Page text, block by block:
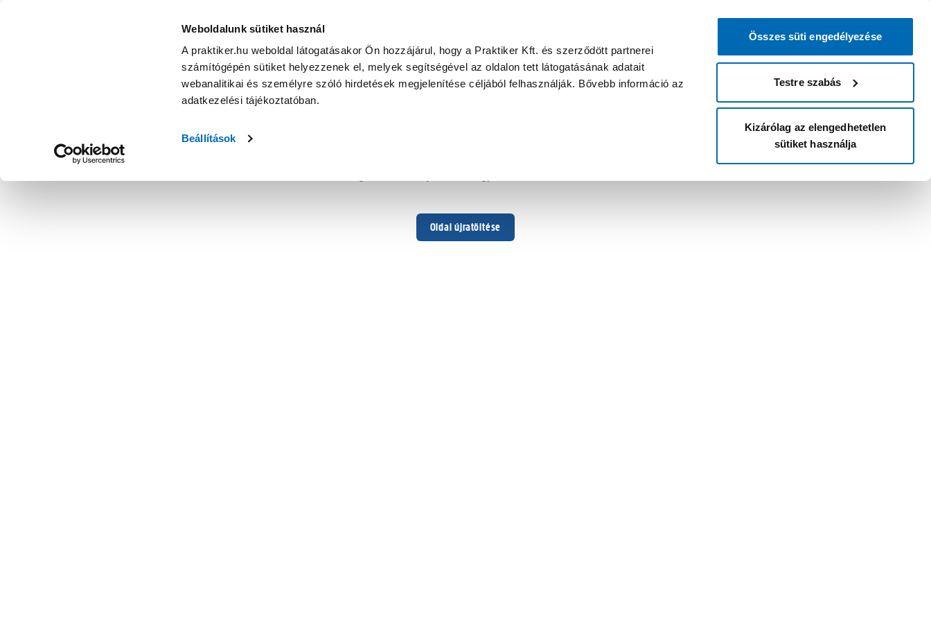
Weboldalunk sütiket használ
A praktiker.hu weboldal látogatásakor Ön hozzájárul, hogy a Praktiker Kft. és szerződött partnerei
számítógépén sütiket helyezzenek el, melyek segítségével az oldalon tett látogatásának adatait
webanalitikai és személyre szóló hirdetések megjelenítése céljából felhasználják. Bővebb információ az
adatkezelési tájékoztatóban.
Beállítások
Összes süti engedélyezése
Testre szabás
Kizárólag az elengedhetetlen
sütiket használja
Oldal újratöltése